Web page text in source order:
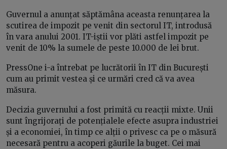
Guvernul a anunțat săptămâna aceasta renunțarea la
scutirea de impozit pe venit din sectorul IT, introdusă
în vara anului 2001. IT-iștii vor plăti astfel impozit pe
venit de 10% la sumele de peste 10.000 de lei brut.
PressOne i-a întrebat pe lucrătorii în IT din București
cum au primit vestea și ce urmări cred că va avea
măsura.
Decizia guvernului a fost primită cu reacții mixte. Unii
sunt îngrijorați de potențialele efecte asupra industriei
și a economiei, în timp ce alții o privesc ca pe o măsură
necesară pentru a acoperi găurile la buget. Cei mai